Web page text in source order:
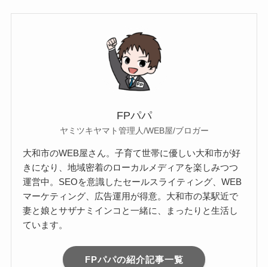
FPパパ
ヤミツキヤマト管理人/WEB屋/ブロガー
大和市のWEB屋さん。子育て世帯に優しい大和市が好
きになり、地域密着のローカルメディアを楽しみつつ
運営中。SEOを意識したセールスライティング、WEB
マーケティング、広告運用が得意。大和市の某駅近で
妻と娘とサザナミインコと一緒に、まったりと生活し
ています。
FPパパの紹介記事一覧